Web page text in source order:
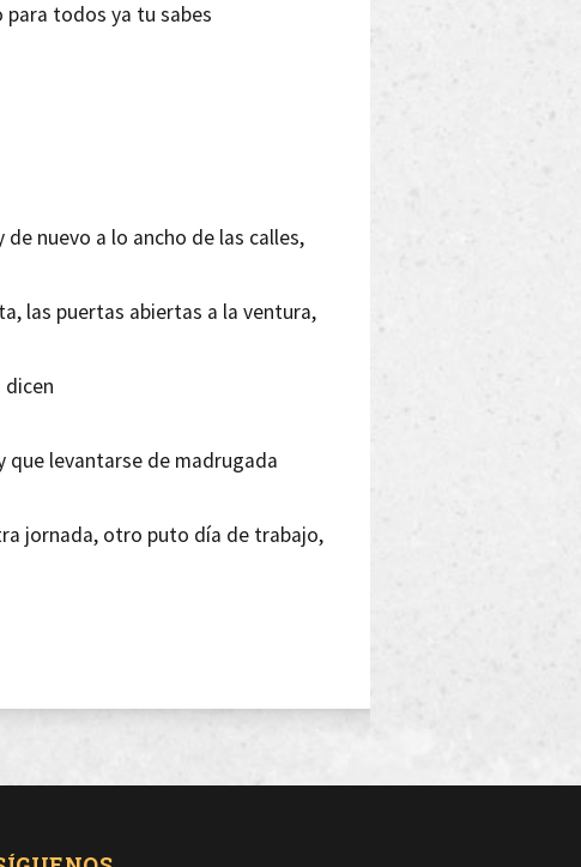
todos ya tu sabes
nuevo a lo ancho de las calles,
las puertas abiertas a la ventura,
dicen
que levantarse de madrugada
jornada, otro puto día de trabajo,
caprichos